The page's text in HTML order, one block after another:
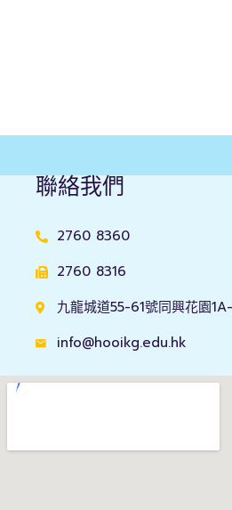
聯絡我們
2760 8360
2760 8316
九龍城道55-61號同興花園
info@hooikg.edu.hk